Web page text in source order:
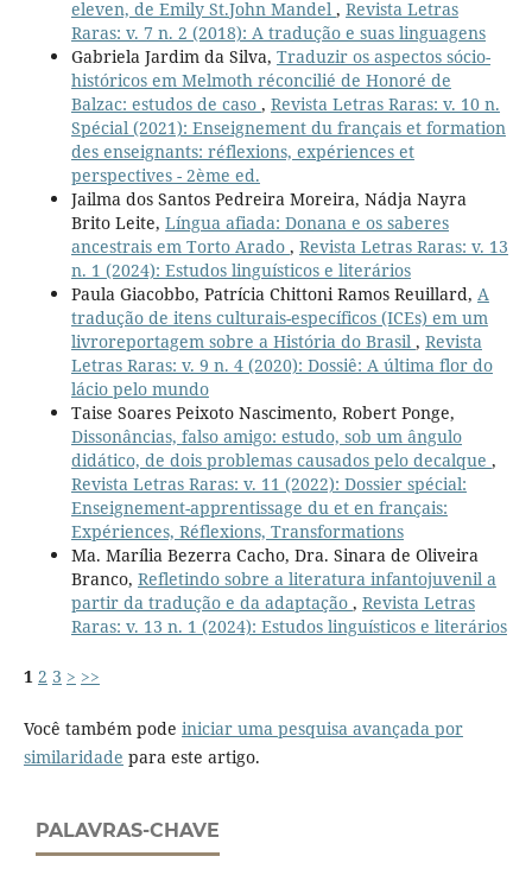
eleven, de Emily St.John Mandel , Revista Letras
Raras: v. 7 n. 2 (2018): A tradução e suas linguagens
Gabriela Jardim da Silva, Traduzir os aspectos sócio-
históricos em Melmoth réconcilié de Honoré de
Balzac: estudos de caso , Revista Letras Raras: v. 10 n.
Spécial (2021): Enseignement du français et formation
des enseignants: réflexions, expériences et
perspectives - 2ème ed.
Jailma dos Santos Pedreira Moreira, Nádja Nayra
Brito Leite, Língua afiada: Donana e os saberes
ancestrais em Torto Arado , Revista Letras Raras: v. 13
n. 1 (2024): Estudos linguísticos e literários
Paula Giacobbo, Patrícia Chittoni Ramos Reuillard, A
tradução de itens culturais-específicos (ICEs) em um
livroreportagem sobre a História do Brasil , Revista
Letras Raras: v. 9 n. 4 (2020): Dossiê: A última flor do
lácio pelo mundo
Taise Soares Peixoto Nascimento, Robert Ponge,
Dissonâncias, falso amigo: estudo, sob um ângulo
didático, de dois problemas causados pelo decalque ,
Revista Letras Raras: v. 11 (2022): Dossier spécial:
Enseignement-apprentissage du et en français:
Expériences, Réflexions, Transformations
Ma. Marília Bezerra Cacho, Dra. Sinara de Oliveira
Branco, Refletindo sobre a literatura infantojuvenil a
partir da tradução e da adaptação , Revista Letras
Raras: v. 13 n. 1 (2024): Estudos linguísticos e literários
1 2 3 > >>
Você também pode iniciar uma pesquisa avançada por
similaridade para este artigo.
PALAVRAS-CHAVE